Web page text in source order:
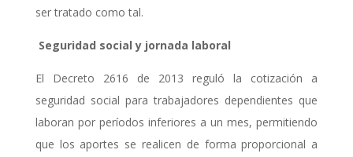
ser tratado como tal.
Seguridad social y jornada laboral
El Decreto 2616 de 2013 reguló la cotización a
seguridad social para trabajadores dependientes que
laboran por períodos inferiores a un mes, permitiendo
que los aportes se realicen de forma proporcional a